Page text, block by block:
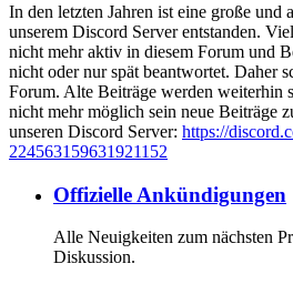
In den letzten Jahren ist eine große
unserem Discord Server entstanden.
nicht mehr aktiv in diesem Forum und
nicht oder nur spät beantwortet. Daher
Forum. Alte Beiträge werden weiterhin
nicht mehr möglich sein neue Beiträge
unseren Discord Server: https://
224563159631921152
Offizielle Ankündigungen
Alle Neuigkeiten zum nächsten
Diskussion.